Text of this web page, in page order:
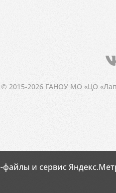
© 2015-2026 ГАНОУ МО «ЦО
и сервис